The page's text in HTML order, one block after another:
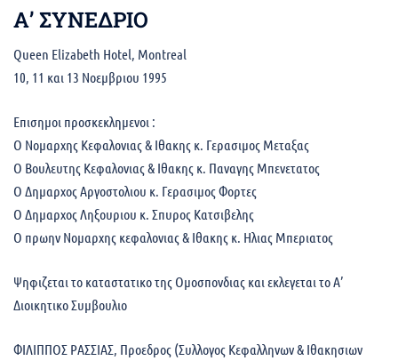
Α’ ΣΥΝΕΔΡΙΟ
Queen Elizabeth Hotel, Montreal
10, 11 και 13 Νοεμβριου 1995
Επισημοι προσκεκλημενοι :
Ο Νομαρχης Κεφαλονιας & Ιθακης κ. Γερασιμος Μεταξας
Ο Βουλευτης Κεφαλονιας & Ιθακης κ. Παναγης Μπενετατος
Ο Δημαρχος Αργοστολιου κ. Γερασιμος Φορτες
Ο Δημαρχος Ληξουριου κ. Σπυρος Κατσιβελης
Ο πρωην Νομαρχης κεφαλονιας & Ιθακης κ. Ηλιας Μπεριατος
Ψηφιζεται το καταστατικο της Ομοσπονδιας και εκλεγεται το Α’
Διοικητικο Συμβουλιο
ΦΙΛΙΠΠΟΣ ΡΑΣΣΙΑΣ, Προεδρος (Συλλογος Κεφαλληνων & Ιθακησιων